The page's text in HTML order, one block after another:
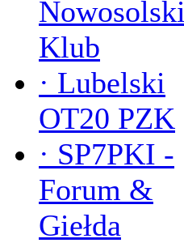
Nowosolski
Klub
· Lubelski
OT20 PZK
· SP7PKI -
Forum &
Giełda